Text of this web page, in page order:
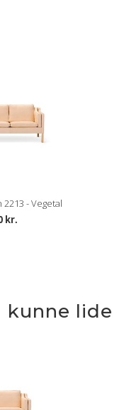
- Vegetal
kr.
kunne lide